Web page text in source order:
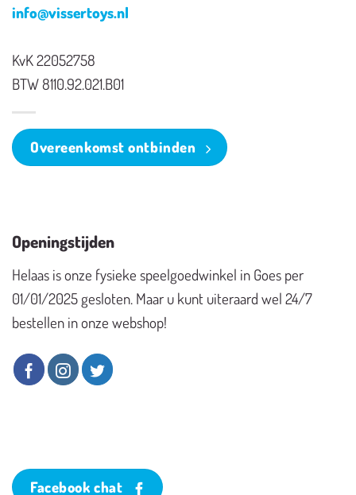
info@vissertoys.nl
KvK 22052758
BTW 8110.92.021.B01
Overeenkomst ontbinden
Openingstijden
Helaas is onze fysieke speelgoedwinkel in Goes per
01/01/2025 gesloten. Maar u kunt uiteraard wel 24/7
bestellen in onze webshop!
Facebook chat